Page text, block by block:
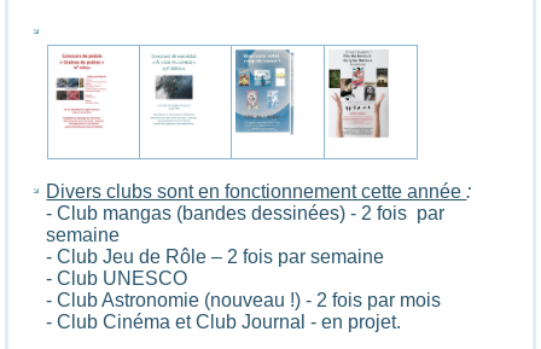
Divers clubs sont en fonctionnement cette année:
- Club mangas (bandes dessinées) - 2 fois par
semaine
- Club Jeu de Rôle – 2 fois par semaine
- Club UNESCO
- Club Astronomie (nouveau !) - 2 fois par mois
- Club Cinéma et Club Journal - en projet.